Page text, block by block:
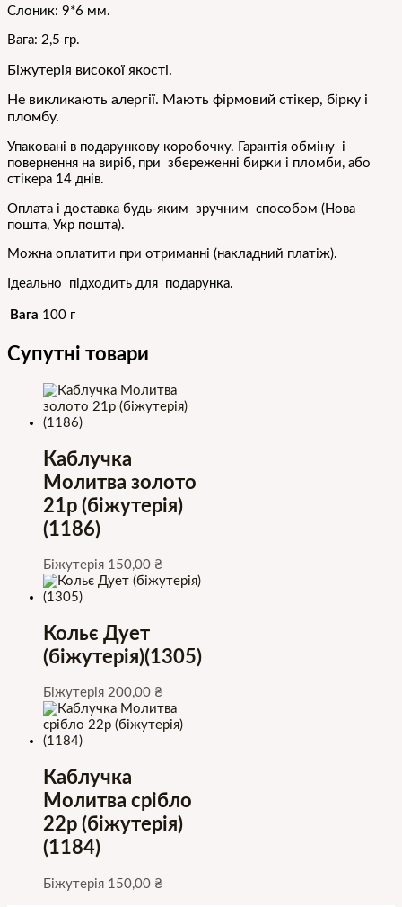
Слоник: 9*6 мм.
Вага: 2,5 гр.
Біжутерія високої якості.
Не викликають алергії. Мають фірмовий стікер, бірку і
пломбу.
Упаковані в подарункову коробочку. Гарантія обміну і
повернення на виріб, при збереженні бирки і пломби, або
стікера 14 днів.
Оплата і доставка будь-яким зручним способом (Нова
пошта, Укр пошта).
Можна оплатити при отриманні (накладний платіж).
Ідеально підходить для подарунка.
Вага 100 г
Супутні товари
Каблучка
Молитва золото
21р (біжутерія)
(1186)
Біжутерія 150,00 ₴
Кольє Дует
(біжутерія)(1305)
Біжутерія 200,00 ₴
Каблучка
Молитва срібло
22р (біжутерія)
(1184)
Біжутерія 150,00 ₴